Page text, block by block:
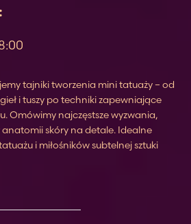
tajniki tworzenia mini tatuaży – od
i tuszy po techniki zapewniające
Omówimy najczęstsze wyzwania,
anatomii skóry na detale. Idealne
i miłośników subtelnej sztuki